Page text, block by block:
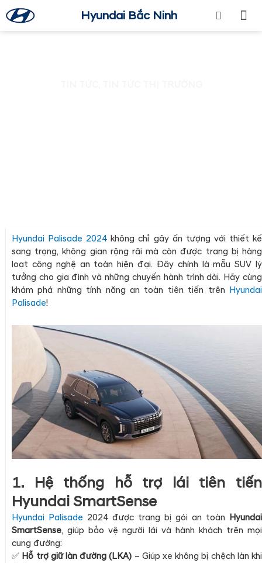
Hyundai Bắc Ninh
Hyundai Palisade 2024 không chỉ gây ấn tượng với thiết kế
sang trọng, không gian rộng rãi mà còn được trang bị hàng
loạt công nghệ an toàn hiện đại. Đây chính là mẫu SUV lý
tưởng cho gia đình và những chuyến hành trình dài. Hãy cùng
khám phá những tính năng an toàn tiên tiến trên Hyundai
Palisade!
1. Hệ thống hỗ trợ lái tiên tiến
Hyundai SmartSense
Hyundai Palisade 2024 được trang bị gói an toàn Hyundai
SmartSense, giúp bảo vệ người lái và hành khách trên mọi
cung đường:
✅ Hỗ trợ giữ làn đường (LKA) – Giúp xe không bị chệch làn khi